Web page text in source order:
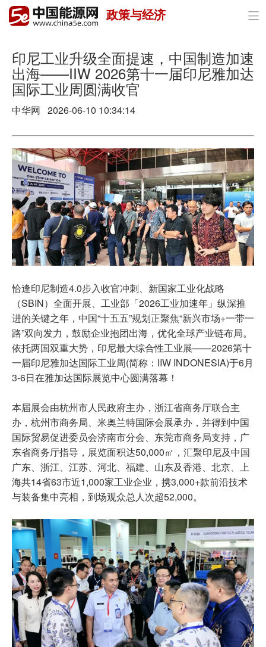
首页
政策与经济
油气
煤炭
电力
新能源
节能环保
分布式能源
政策与经济 
印尼工业升级全面提速，中国制造加速
出海——IIW 2026第十一届印尼雅加达
国际工业周圆满收官
中华网 2026-06-10 10:34:14
恰逢印尼制造4.0步入收官冲刺、新国家工业化战略
（SBIN）全面开展、工业部「2026工业加速年」纵深推
进的关键之年，中国“十五五”规划正聚焦“新兴市场+一带一
路”双向发力，鼓励企业抱团出海，优化全球产业链布局。
依托两国双重大势，印尼最大综合性工业展——2026第十
一届印尼雅加达国际工业周(简称：IIW INDONESIA)于6月
3-6日在雅加达国际展览中心圆满落幕！
本届展会由杭州市人民政府主办，浙江省商务厅联合主
办，杭州市商务局、米奥兰特国际会展承办，并得到中国
国际贸易促进委员会济南市分会、东莞市商务局支持，广
东省商务厅指导，展览面积达50,000㎡，汇聚印尼及中国
广东、浙江、江苏、河北、福建、山东及香港、北京、上
海共14省63市近1,000家工业企业，携3,000+款前沿技术
与装备集中亮相，到场观众总人次超52,000。